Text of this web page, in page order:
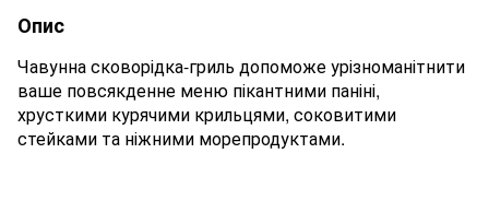
Опис
Чавунна сковорідка-гриль допоможе урізноманітнити
ваше повсякденне меню пікантними паніні,
хрусткими курячими крильцями, соковитими
стейками та ніжними морепродуктами.